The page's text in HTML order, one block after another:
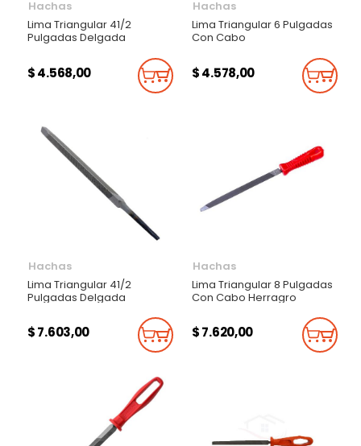
Hachas
Lima Triangular 41/2
Pulgadas Delgada
$ 4.568,00 Añadir Al Carrito
Hachas
Lima Triangular 6 Pulgadas
Con Cabo
$ 4.578,00
Hachas
Lima Triangular 41/2
Pulgadas Delgada
$ 7.603,00 Añadir Al Carrito
Hachas
Lima Triangular 8 Pulgadas
Con Cabo Herragro
$ 7.620,00